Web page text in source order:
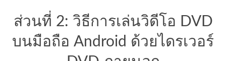
ส่วนที่ 2: วิธีการเล่นวิดีโอ DVD
บนมือถือ Android ด้วยไดรเวอร์